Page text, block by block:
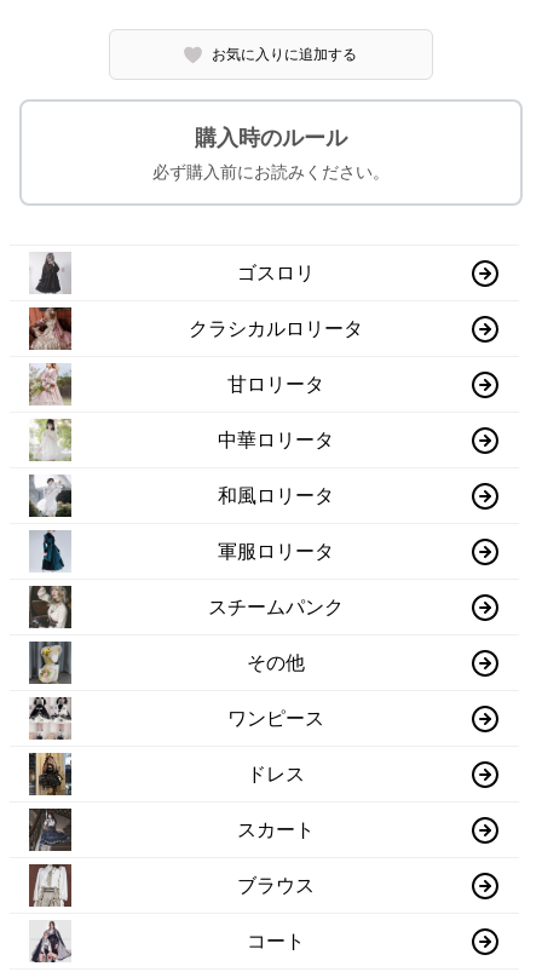
お気に入りに追加する
購入時のルール
必ず購入前にお読みください。
ゴスロリ
クラシカルロリータ
甘ロリータ
中華ロリータ
和風ロリータ
軍服ロリータ
スチームパンク
その他
ワンピース
ドレス
スカート
ブラウス
コート